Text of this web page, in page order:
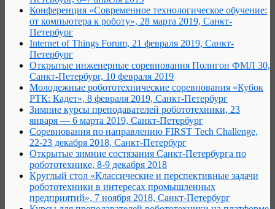
Конференция «Современное технологическое обучение:
от компьютера к роботу», 28 марта 2019, Санкт-
Петербург
Internet of Things Forum, 21 февраля 2019, Санкт-
Петербург
Открытые инженерные соревнования Полигон ФМЛ 30,
Санкт-Петербург, 10 февраля 2019
Молодежные робототехнические соревнования «Кубок
РТК: Кадет», 8 февраля 2019, Санкт-Петербург
Зимние курсы преподавателей робототехники, 23
января — 6 марта 2019, Санкт-Петербург
Соревнования по направлению FIRST Tech Challenge,
22-23 декабря 2018, Санкт-Петербург
Открытые зимние состязания Санкт-Петербурга по
робототехнике, 8-9 декабря 2018
Круглый стол «Классические и перспективные задачи
робототехники в интересах промышленных
предприятий», 7 ноября 2018, Санкт-Петербург